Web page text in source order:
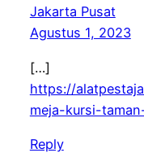
Jakarta Pusat
Agustus 1, 2023
[…]
https://
meja-kursi-
Reply